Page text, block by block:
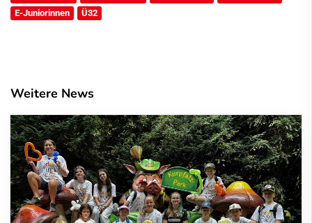
E-Juniorinnen
Ü32
Weitere News